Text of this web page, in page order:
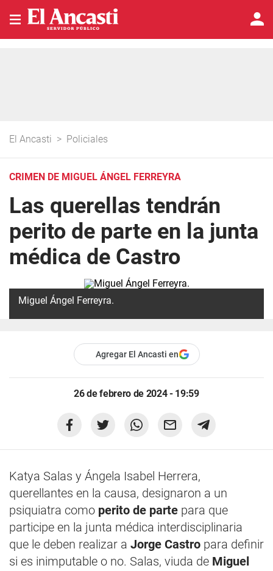
El Ancasti > Policiales
CRIMEN DE MIGUEL ÁNGEL FERREYRA
Las querellas tendrán
perito de parte en la junta
médica de Castro
Miguel Ángel Ferreyra.
Agregar El Ancasti en
26 de febrero de 2024 - 19:59
Katya Salas y Ángela Isabel Herrera,
querellantes en la causa, designaron a un
psiquiatra como perito de parte para que
participe en la junta médica interdisciplinaria
que le deben realizar a Jorge Castro para definir
si es inimputable o no. Salas, viuda de Miguel